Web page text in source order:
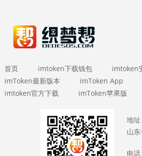
首页 imtoken下载钱包
imtoken
imToken最新版本
imToken App
imtoken官方下载
imToken苹果版
地址
山
电话